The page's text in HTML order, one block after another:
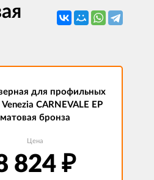
для профильных
CARNEVALE EP
матовая бронза
Цена
824 ₽